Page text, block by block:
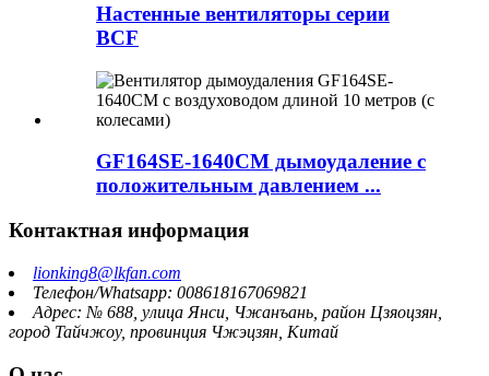
Настенные вентиляторы серии
BCF
GF164SE-1640CM дымоудаление с
положительным давлением ...
Контактная информация
lionking8@lkfan.com
Телефон/Whatsapp: 008618167069821
Адрес: № 688, улица Янси, Чжанъань, район Цзяоцзян,
город Тайчжоу, провинция Чжэцзян, Китай